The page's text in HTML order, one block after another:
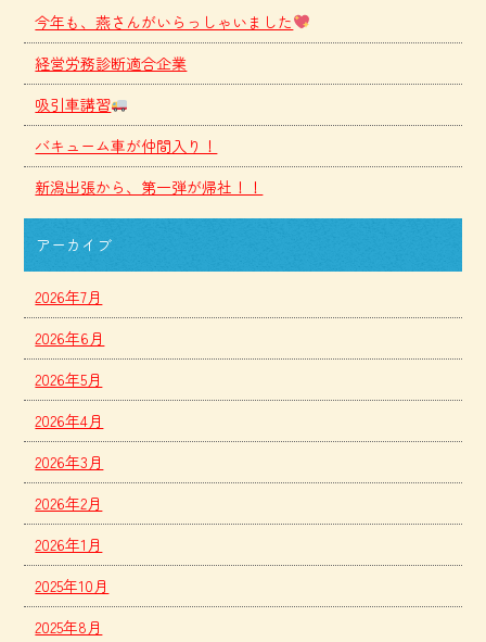
今年も、燕さんがいらっしゃいました
経営労務診断適合企業
吸引車講習
バキューム車が仲間入り！
新潟出張から、第一弾が帰社！！
アーカイブ
2026年7月
2026年6月
2026年5月
2026年4月
2026年3月
2026年2月
2026年1月
2025年10月
2025年8月